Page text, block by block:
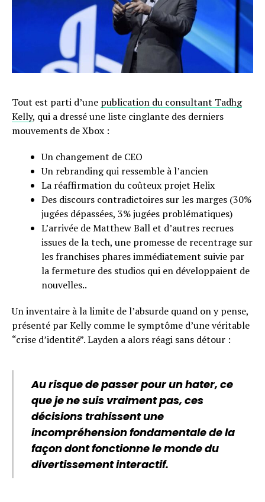
Tout est parti d’une publication du consultant Tadhg
Kelly, qui a dressé une liste cinglante des derniers
mouvements de Xbox :
Un changement de CEO
Un rebranding qui ressemble à l’ancien
La réaffirmation du coûteux projet Helix
Des discours contradictoires sur les marges (30%
jugées dépassées, 3% jugées problématiques)
L’arrivée de Matthew Ball et d’autres recrues
issues de la tech, une promesse de recentrage sur
les franchises phares immédiatement suivie par
la fermeture des studios qui en développaient de
nouvelles..
Un inventaire à la limite de l’absurde quand on y pense,
présenté par Kelly comme le symptôme d’une véritable
“crise d’identité”. Layden a alors réagi sans détour :
Au risque de passer pour un hater, ce
que je ne suis vraiment pas, ces
décisions trahissent une
incompréhension fondamentale de la
façon dont fonctionne le monde du
divertissement interactif.